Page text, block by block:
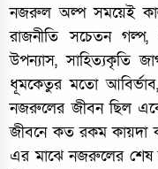
নজরুল অল্প সময়েই
রাজনীতি সচেতন গল্প,
উপন্যাস, সাহিত্যকৃতি
ধূমকেতুর মতো আবির্ভাব,
নজরুলের জীবন ছিল
জীবনে কত রকম কায়দা
এর মাঝে নজরুলের শেষ